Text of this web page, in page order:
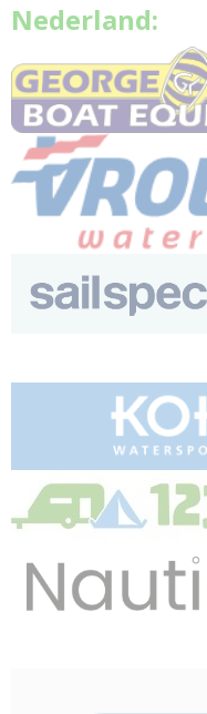
Nederland: